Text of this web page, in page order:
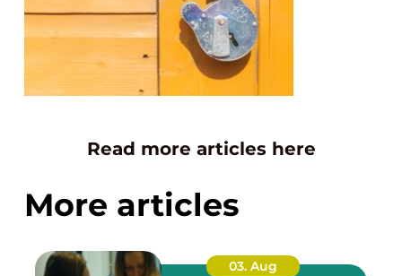
Read more articles here
More articles
03. Aug